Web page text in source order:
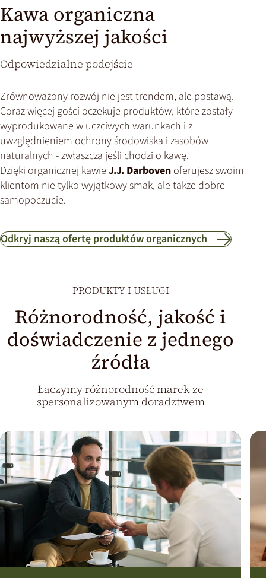
Kawa organiczna
najwyższej jakości
Odpowiedzialne podejście
Zrównoważony rozwój nie jest trendem, ale postawą.
Coraz więcej gości oczekuje produktów, które zostały
wyprodukowane w uczciwych warunkach i z
uwzględnieniem ochrony środowiska i zasobów
naturalnych - zwłaszcza jeśli chodzi o kawę.
Dzięki organicznej kawie J.J. Darboven oferujesz swoim
klientom nie tylko wyjątkowy smak, ale także dobre
samopoczucie.
Odkryj naszą ofertę produktów organicznych
PRODUKTY I USŁUGI
Różnorodność, jakość i
doświadczenie z jednego
źródła
Łączymy różnorodność marek ze
spersonalizowanym doradztwem